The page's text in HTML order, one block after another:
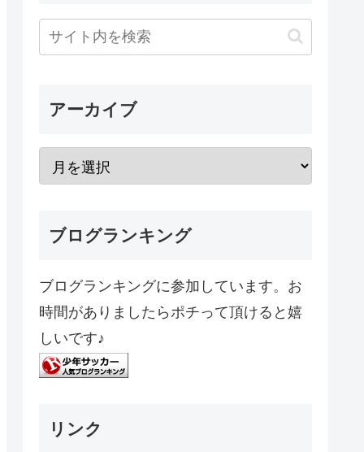
アーカイブ
ブログランキング
ブログランキングに参加しています。お
時間がありましたらポチって頂けると嬉
しいです♪
リンク